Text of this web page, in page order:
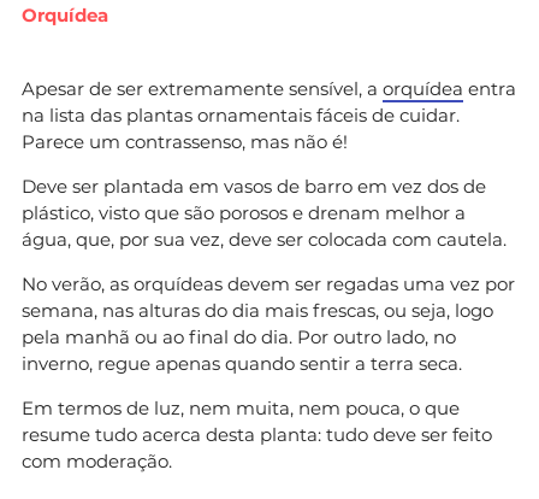
Orquídea
Apesar de ser extremamente sensível, a orquídea entra
na lista das plantas ornamentais fáceis de cuidar.
Parece um contrassenso, mas não é!
Deve ser plantada em vasos de barro em vez dos de
plástico, visto que são porosos e drenam melhor a
água, que, por sua vez, deve ser colocada com cautela.
No verão, as orquídeas devem ser regadas uma vez por
semana, nas alturas do dia mais frescas, ou seja, logo
pela manhã ou ao final do dia. Por outro lado, no
inverno, regue apenas quando sentir a terra seca.
Em termos de luz, nem muita, nem pouca, o que
resume tudo acerca desta planta: tudo deve ser feito
com moderação.